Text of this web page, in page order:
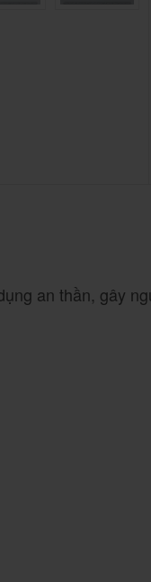
an thần, gây